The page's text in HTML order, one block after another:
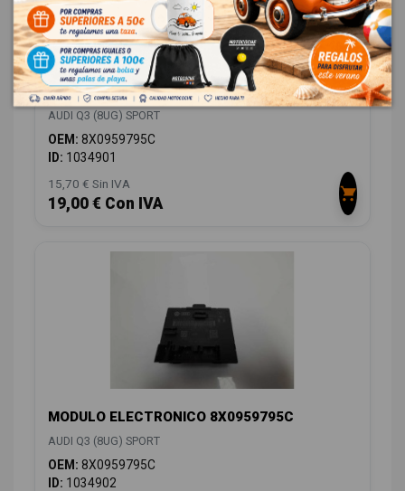
MODULO ELECTRONICO 8X0959795C
AUDI Q3 (8UG) SPORT
OEM: 8X0959795C
ID: 1034901
15,70 € Sin IVA
19,00 € Con IVA
MODULO ELECTRONICO 8X0959795C
AUDI Q3 (8UG) SPORT
OEM: 8X0959795C
ID: 1034902